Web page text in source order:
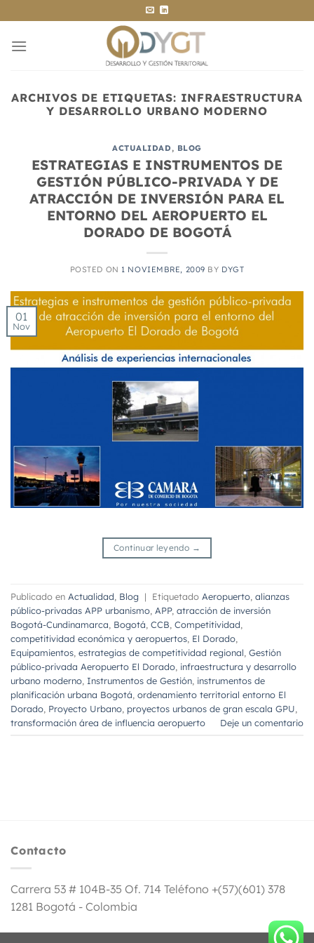
al
contenido
ARCHIVOS DE ETIQUETAS: INFRAESTRUCTURA
Y DESARROLLO URBANO MODERNO
ACTUALIDAD, BLOG
ESTRATEGIAS E INSTRUMENTOS DE
GESTIÓN PÚBLICO-PRIVADA Y DE
ATRACCIÓN DE INVERSIÓN PARA EL
ENTORNO DEL AEROPUERTO EL
DORADO DE BOGOTÁ
POSTED ON 1 NOVIEMBRE, 2009 BY DYGT
01
Nov
Continuar leyendo →
Publicado en Actualidad Blog | Etiquetado Aeropuerto alianzas
público-privadas APP urbanismo APP, atracción de inversión
Bogotá-Cundinamarca Bogotá CCB Competitividad
competitividad económica y aeropuertos El Dorado
Equipamientos estrategias de competitividad regional Gestión
público-privada Aeropuerto El Dorado infraestructura y desarrollo
urbano moderno Instrumentos de Gestión instrumentos de
planificación urbana Bogotá ordenamiento territorial entorno El
Dorado Proyecto Urbano proyectos urbanos de gran escala GPU
transformación área de influencia aeropuerto
Deje un comentario
Contacto
Carrera 53 # 104B-35 Of. 714 Teléfono +(57)(601) 378
1281 Bogotá - Colombia